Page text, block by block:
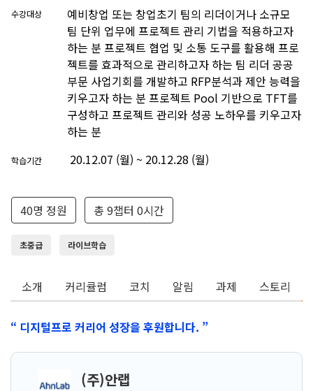
수강대상
예비창업 또는 창업초기 팀의 리더이거나 소규모
팀 단위 업무에 프로젝트 관리 기법을 적용하고자
하는 분 프로젝트 협업 및 소통 도구를 활용해 프로
젝트를 효과적으로 관리하고자 하는 팀 리더 공공
부문 사업기회를 개발하고 RFP분석과 제안 능력을
키우고자 하는 분 프로젝트 Pool 기반으로 TFT를
구성하고 프로젝트 관리와 성공 노하우를 키우고자
하는 분
학습기간 20.12.07 (월) ~ 20.12.28 (월)
40명 정원 총 9챕터 0시간
초중급 라이브학습
소개 커리큘럼 코치 알림 과제 스토리
“ 디지털프로 커리어 성장을 후원합니다. ”
(주)안랩